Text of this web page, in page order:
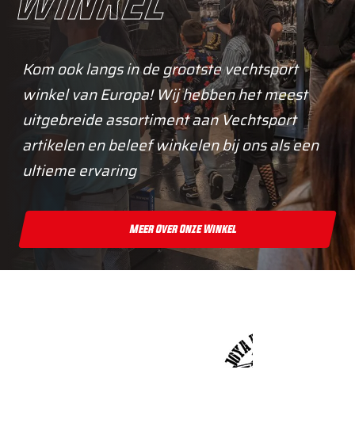
Kom ook langs in de grootste vechtsport
winkel van Europa! Wij hebben het meest
uitgebreide assortiment aan Vechtsport
artikelen en beleef winkelen bij ons als een
ultieme ervaring
Meer Over Onze Winkel